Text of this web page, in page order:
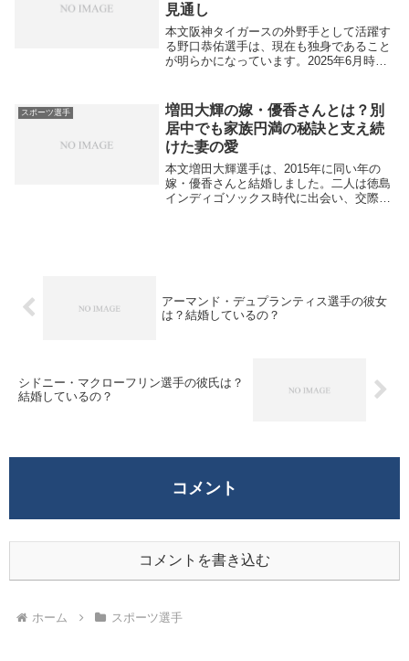
見通し
本文阪神タイガースの外野手として活躍す
る野口恭佑選手は、現在も独身であること
が明らかになっています。2025年6月時点
る選手も多い一方で、野口選手は独身のま
まです。...
スポーツ選手
増田大輝の嫁・優香さんとは？別
居中でも家族円満の秘訣と支え続
けた妻の愛
本文増田大輝選手は、2015年に同い年の
嫁・優香さんと結婚しました。二人は徳島
インディゴソックス時代に出会い、交際を
アーマンド・デュプランティス選手の彼女
は？結婚しているの？
シドニー・マクローフリン選手の彼氏は？
結婚しているの？
コメント
コメントを書き込む
ホーム スポーツ選手